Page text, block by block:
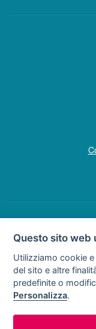
Soggetto sottoposto a
via A.
Questo sito web
Utilizziamo cookie
del sito e altre
predefinite o
Personalizza.